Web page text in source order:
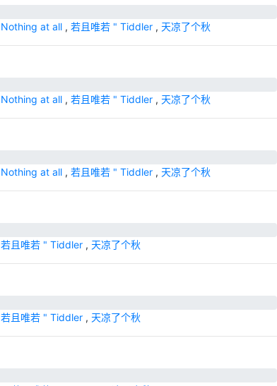
Nothing at all , 若且唯若 " Tiddler , 天凉了个秋
Nothing at all , 若且唯若 " Tiddler , 天凉了个秋
Nothing at all , 若且唯若 " Tiddler , 天凉了个秋
若且唯若 " Tiddler , 天凉了个秋
若且唯若 " Tiddler , 天凉了个秋